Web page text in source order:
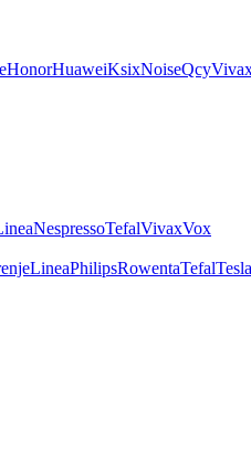
HonorHuaweiKsixNoiseQcy
NespressoTefalVivaxVox
LineaPhilipsRowentaTefalTesla